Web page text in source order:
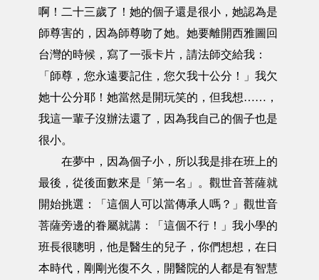
啊！二十三歲了！她的個子還是很小，她認為是
師尊害的，因為師尊吻了她。她要離開西雅圖回
台灣的時候，寫了一張卡片，請法師交給我：
「師尊，您永遠要記住，您欠我十公分！」我欠
她十公分耶！她當然是開玩笑的，但我想……，
我這一輩子沒辦法還了，因為我自己的個子也是
很小。
在夢中，因為個子小，所以我是排在班上的
最後，從後面數來是「第一名」。觀世音菩薩就
開始挑選：「這個人可以當傳承人嗎？」觀世音
菩薩旁邊的眷屬就講：「這個不行！」我小學的
班長很聰明，他是醫生的兒子，你們想想，在日
本時代，剛剛光復不久，開醫院的人都是有智慧